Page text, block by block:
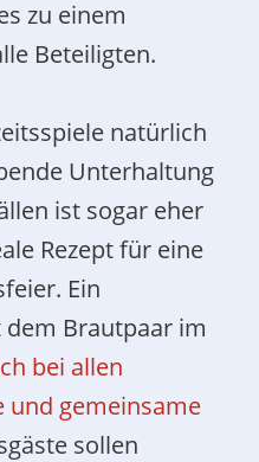
zu einem
Beteiligten.
natürlich
Unterhaltung
ist sogar eher
Rezept für eine
Ein
Brautpaar im
bei allen
und gemeinsame
sollen